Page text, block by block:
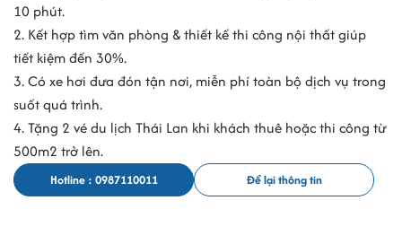
10 phút.
2. Kết hợp tìm văn phòng & thiết kế thi công nội thất giúp
tiết kiệm đến 30%.
3. Có xe hơi đưa đón tận nơi, miễn phí toàn bộ dịch vụ trong
suốt quá trình.
4. Tặng 2 vé du lịch Thái Lan khi khách thuê hoặc thi công từ
500m2 trở lên.
Hotline : 0987110011 Để lại thông tin